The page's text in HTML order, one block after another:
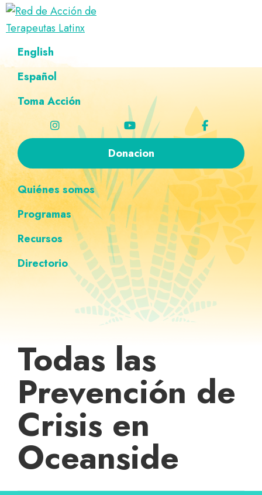
Saltar
navegación
principal
Ir
al
principal
Saltar
al
página
Saltar
navegación
personalizada
Red
de
Acción
de
Latinx
Directorio
terapeutas
Latinx
English
Español
Toma Acción
Donacion
Quiénes somos
Programas
Recursos
Directorio
Todas las
Prevención de
Crisis en
Oceanside